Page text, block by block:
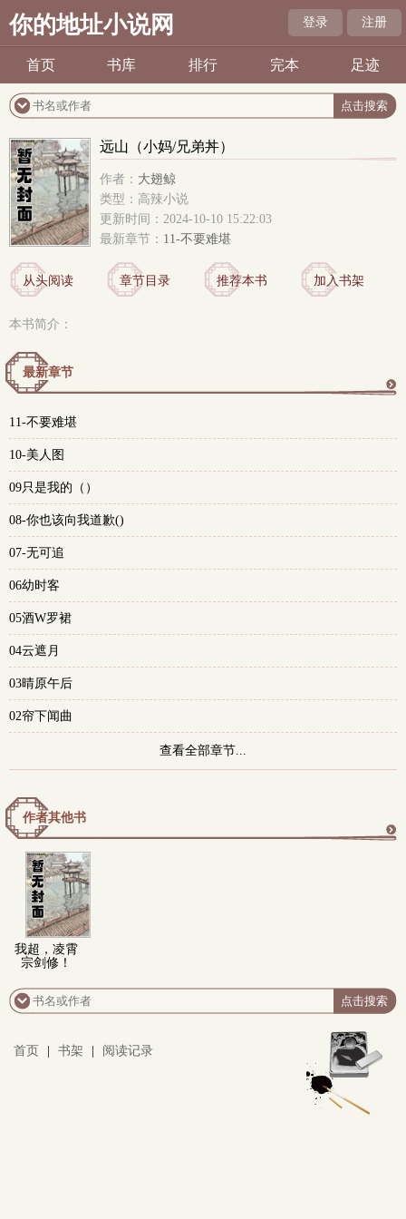
你的地址小说网 登录 注册
首页 书库 排行 完本 足迹
远山（小妈/兄弟丼）
作者： 大翅鲸
类型：高辣小说
更新时间：2024-10-10 15:22:03
最新章节： 11-不要难堪
从头阅读 章节目录 推荐本书 加入书架
本书简介：
最新章节
11-不要难堪
10-美人图
09只是我的（）
08-你也该向我道歉()
07-无可追
06幼时客
05酒W罗裙
04云遮月
03晴原午后
02帘下闻曲
查看全部章节...
作者其他书
我超，凌霄
宗剑修！
首页 书架 阅读记录